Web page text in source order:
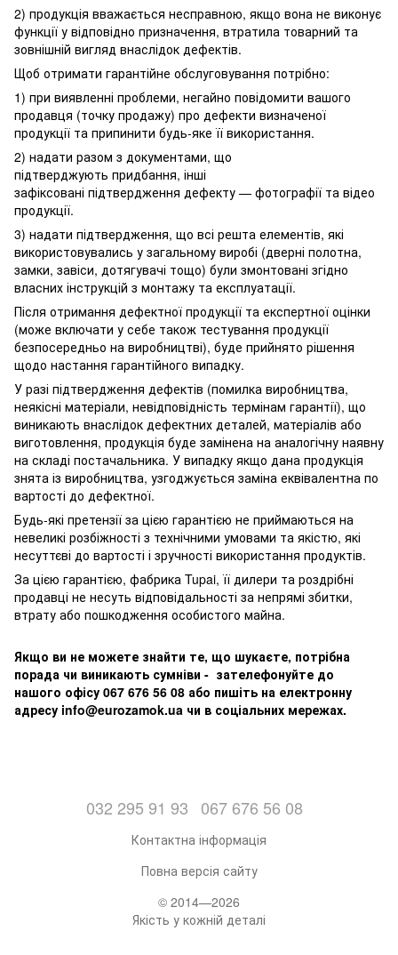
2) продукція вважається несправною, якщо вона не виконує
функції у відповідно призначення, втратила товарний та
зовнішній вигляд внаслідок дефектів.
Щоб отримати гарантійне обслуговування потрібно:
1) при виявленні проблеми, негайно повідомити вашого
продавця (точку продажу) про дефекти визначеної
продукції та припинити будь-яке її використання.
2) надати разом з документами, що
підтверджують придбання, інші
зафіксовані підтвердження дефекту — фотографії та відео
продукції.
3) надати підтвердження, що всі решта елементів, які
використовувались у загальному виробі (дверні полотна,
замки, завіси, дотягувачі тощо) були змонтовані згідно
власних інструкцій з монтажу та експлуатації.
Після отримання дефектної продукції та експертної оцінки
(може включати у себе також тестування продукції
безпосередньо на виробництві), буде прийнято рішення
щодо настання гарантійного випадку.
У разі підтвердження дефектів (помилка виробництва,
неякісні матеріали, невідповідність термінам гарантії), що
виникають внаслідок дефектних деталей, матеріалів або
виготовлення, продукція буде замінена на аналогічну наявну
на складі постачальника. У випадку якщо дана продукція
знята із виробництва, узгоджується заміна еквівалентна по
вартості до дефектної.
Будь-які претензії за цією гарантією не приймаються на
невеликі розбіжності з технічними умовами та якістю, які
несуттєві до вартості і зручності використання продуктів.
За цією гарантією, фабрика Tupai, її дилери та роздрібні
продавці не несуть відповідальності за непрямі збитки,
втрату або пошкодження особистого майна.
Якщо ви не можете знайти те, що шукаєте, потрібна
порада чи виникають сумніви - зателефонуйте до
нашого офісу 067 676 56 08 або пишіть на електронну
адресу info@eurozamok.ua чи в соціальних мережах.
032 295 91 93 067 676 56 08
Контактна інформація
Повна версія сайту
© 2014—2026
Якість у кожній деталі